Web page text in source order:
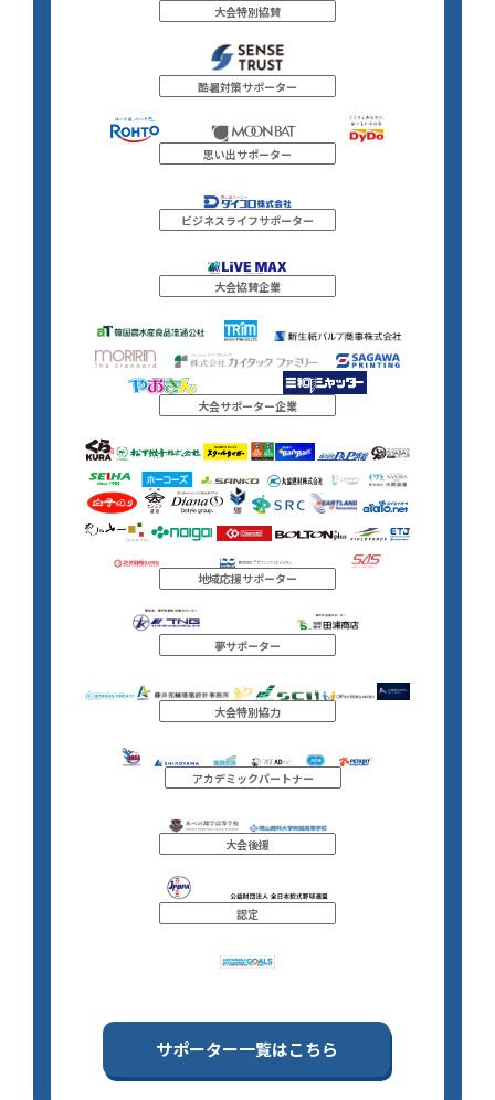
大会特別協賛
酷暑対策サポーター
思い出サポーター
ビジネスライフサポーター
大会協賛企業
大会サポーター企業
地域応援サポーター
夢サポーター
大会特別協力
アカデミックパートナー
大会後援
認定
サポーター一覧はこちら